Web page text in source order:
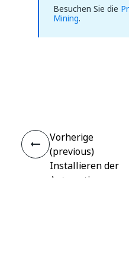
Besuchen Sie die
Mining.
Vorherige
(previous)
Installieren der
Automation